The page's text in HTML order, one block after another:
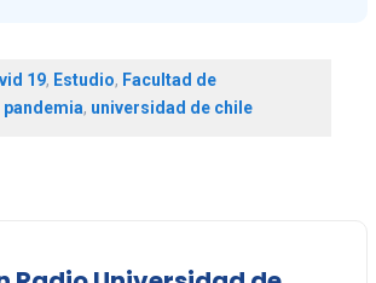
19, Estudio, Facultad de
pandemia, universidad de chile